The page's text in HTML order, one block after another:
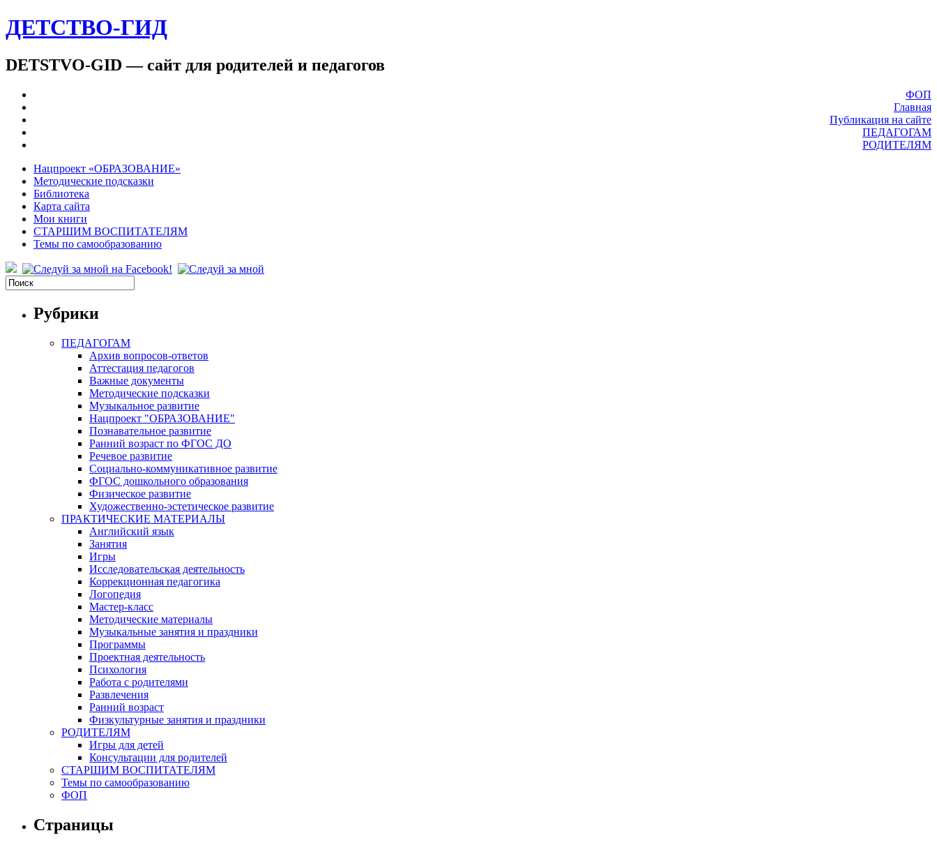
ДЕТСТВО-ГИД
DETSTVO-GID — сайт для родителей и педагогов
ФОП
Главная
Публикация на сайте
ПЕДАГОГАМ
РОДИТЕЛЯМ
Нацпроект «ОБРАЗОВАНИЕ»
Методические подсказки
Библиотека
Карта сайта
Мои книги
СТАРШИМ ВОСПИТАТЕЛЯМ
Темы по самообразованию
Рубрики
ПЕДАГОГАМ
Архив вопросов-ответов
Аттестация педагогов
Важные документы
Методические подсказки
Музыкальное развитие
Нацпроект "ОБРАЗОВАНИЕ"
Познавательное развитие
Ранний возраст по ФГОС ДО
Речевое развитие
Социально-коммуникативное развитие
ФГОС дошкольного образования
Физическое развитие
Художественно-эстетическое развитие
ПРАКТИЧЕСКИЕ МАТЕРИАЛЫ
Английский язык
Занятия
Игры
Исследовательская деятельность
Коррекционная педагогика
Логопедия
Мастер-класс
Методические материалы
Музыкальные занятия и праздники
Программы
Проектная деятельность
Психология
Работа с родителями
Развлечения
Ранний возраст
Физкультурные занятия и праздники
РОДИТЕЛЯМ
Игры для детей
Консультации для родителей
СТАРШИМ ВОСПИТАТЕЛЯМ
Темы по самообразованию
ФОП
Страницы